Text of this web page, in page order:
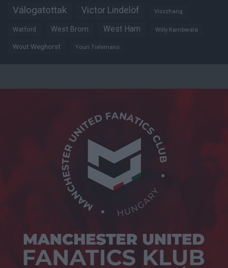
Válogatottak Victor Lindelöf Visszhang
Watford West Brom West Ham Willy Kambwala
Wout Weghorst Youri Tielemans